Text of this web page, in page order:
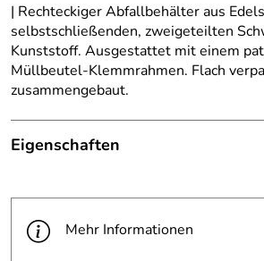
| Rechteckiger Abfallbehälter aus
selbstschließenden, zweigeteilten
Kunststoff. Ausgestattet mit einem
Müllbeutel-Klemmrahmen. Flach
zusammengebaut.
Eigenschaften
Hinweis
Produktbilder:
stellt keine
Mehr Informationen